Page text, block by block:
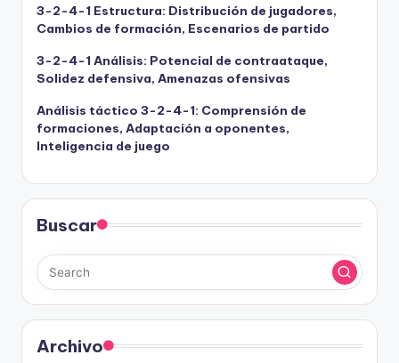
3-2-4-1 Estructura: Distribución de jugadores,
Cambios de formación, Escenarios de partido
3-2-4-1 Análisis: Potencial de contraataque,
Solidez defensiva, Amenazas ofensivas
Análisis táctico 3-2-4-1: Comprensión de
formaciones, Adaptación a oponentes,
Inteligencia de juego
Buscar
Archivo